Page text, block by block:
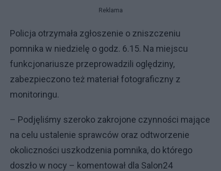
Reklama
Policja otrzymała zgłoszenie o zniszczeniu
pomnika w niedzielę o godz. 6.15. Na miejscu
funkcjonariusze przeprowadzili oględziny,
zabezpieczono też materiał fotograficzny z
monitoringu.
– Podjęliśmy szeroko zakrojone czynności mające
na celu ustalenie sprawców oraz odtworzenie
okoliczności uszkodzenia pomnika, do którego
doszło w nocy – komentował dla Salon24